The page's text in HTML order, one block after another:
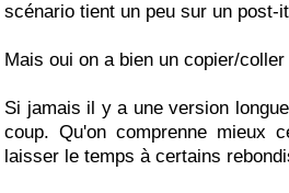
scénario tient un peu sur un post-
Mais oui on a bien un copier/coller
Si jamais il y a une version
coup. Qu'on comprenne mieux
laisser le temps à certains